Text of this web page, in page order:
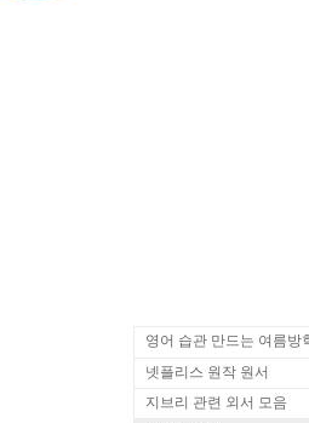
영어 습관 만드는 여름방
넷플리스 원작 원서
지브리 관련 외서 모음